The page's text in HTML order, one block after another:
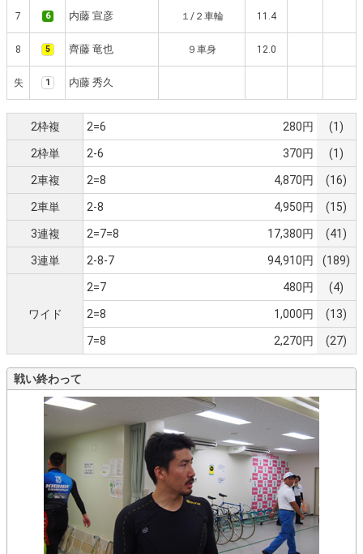
7 6 内藤 宣彦 １/２車輪 11.4
8 5 齊藤 竜也 ９車身 12.0
失 1 内藤 秀久
2枠複 2=6 280円 (1)
2枠単 2-6 370円 (1)
2車複 2=8 4,870円 (16)
2車単 2-8 4,950円 (15)
3連複 2=7=8 17,380円 (41)
3連単 2-8-7 94,910円 (189)
ワイド
2=7 480円 (4)
2=8 1,000円 (13)
7=8 2,270円 (27)
戦い終わって